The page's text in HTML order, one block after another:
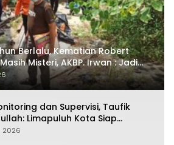
Berlalu, Kematian Robert
Misteri, AKBP. Irwan : Jadi
dan Supervisi, Taufik
Limapuluh Kota Siap
Atlet Terbaiknya Pada Porprov
2026